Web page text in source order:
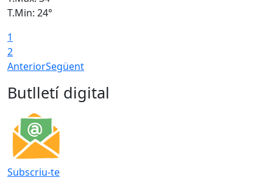
T.Min: 24°
1
2
AnteriorSegüent
Butlletí digital
Subscriu-te